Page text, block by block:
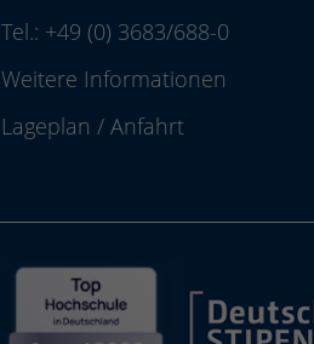
Tel.: +49 (0) 3683/688-0
Weitere Informationen
Lageplan / Anfahrt